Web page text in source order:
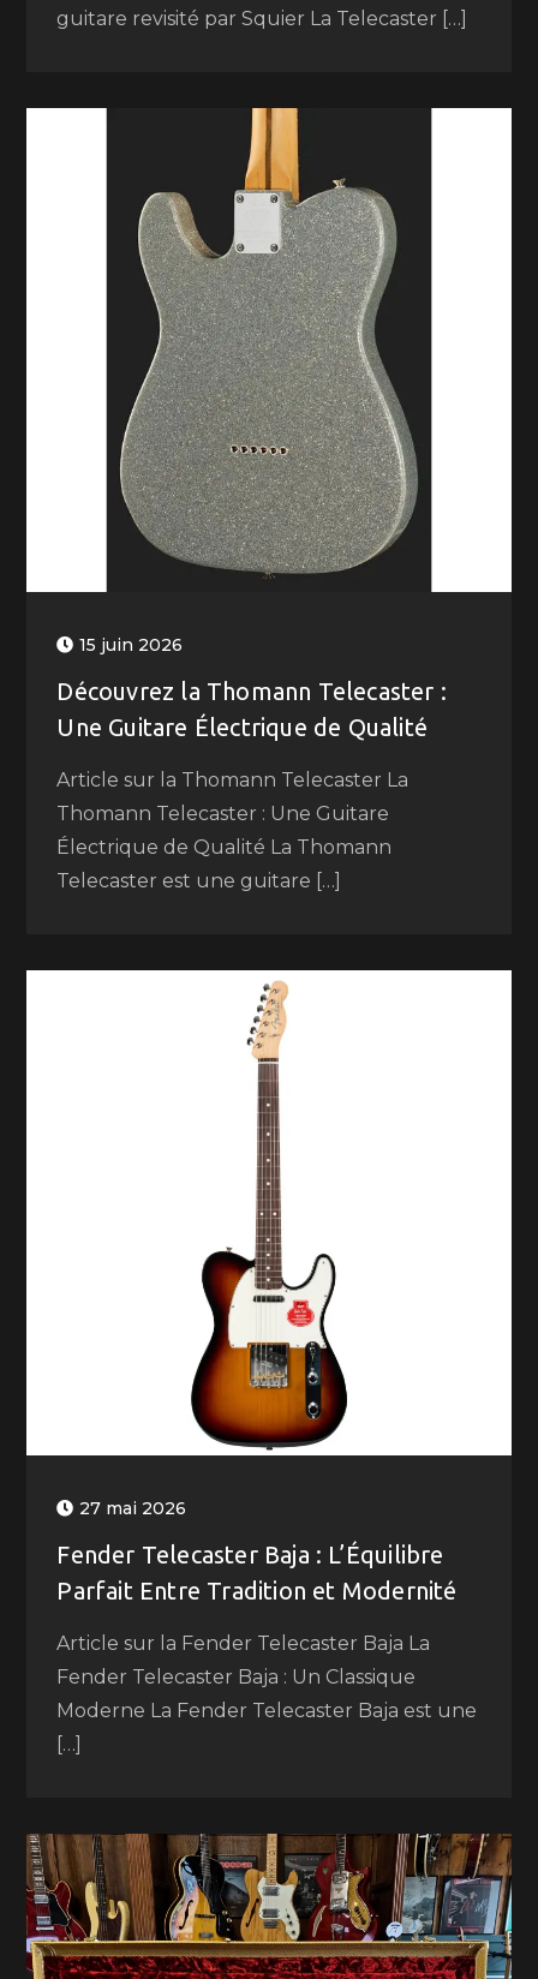
guitare revisité par Squier La Telecaster […]
15 juin 2026
Découvrez la Thomann Telecaster :
Une Guitare Électrique de Qualité
Article sur la Thomann Telecaster La
Thomann Telecaster : Une Guitare
Électrique de Qualité La Thomann
Telecaster est une guitare […]
27 mai 2026
Fender Telecaster Baja : L’Équilibre
Parfait Entre Tradition et Modernité
Article sur la Fender Telecaster Baja La
Fender Telecaster Baja : Un Classique
Moderne La Fender Telecaster Baja est une
[…]